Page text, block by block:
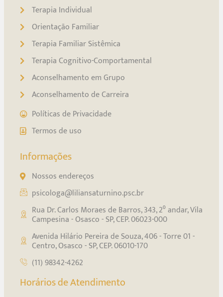
Terapia Individual
Orientação Familiar
Terapia Familiar Sistêmica
Terapia Cognitivo-Comportamental
Aconselhamento em Grupo
Aconselhamento de Carreira
Políticas de Privacidade
Termos de uso
Informações
Nossos endereços
psicologa@liliansaturnino.psc.br
Rua Dr. Carlos Moraes de Barros, 343, 2⁰ andar, Vila
Campesina - Osasco - SP, CEP. 06023-000
Avenida Hilário Pereira de Souza, 406 - Torre 01 -
Centro, Osasco - SP, CEP. 06010-170
(11) 98342-4262
Horários de Atendimento